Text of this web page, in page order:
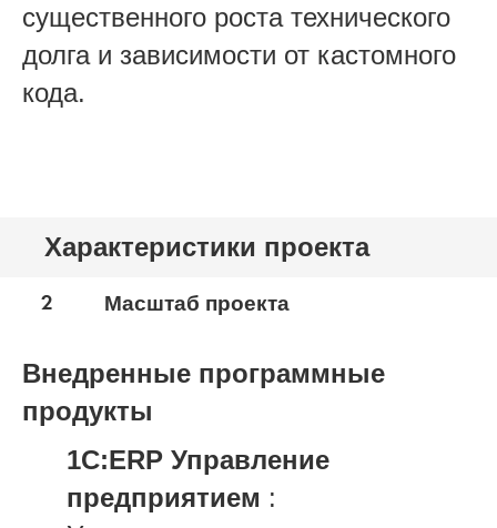
существенного роста технического
долга и зависимости от кастомного
кода.
Характеристики проекта
2 Масштаб проекта
Внедренные программные
продукты
1С:ERP Управление
предприятием :